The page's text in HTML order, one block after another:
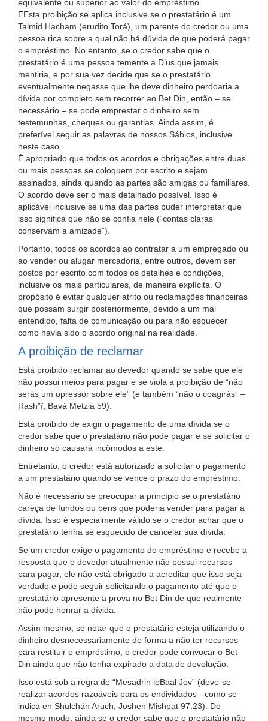
equivalente ou superior ao valor do empréstimo.
EEsta proibição se aplica inclusive se o prestatário é um
Talmid Hacham (erudito Torá), um parente do credor ou uma
pessoa rica sobre a qual não há dúvida de que poderá pagar
o empréstimo. No entanto, se o credor sabe que o
prestatário é uma pessoa temente a D’us que jamais
mentiria, e por sua vez decide que se o prestatário
eventualmente negasse que lhe deve dinheiro perdoaria a
dívida por completo sem recorrer ao Bet Din, então – se
necessário – se pode emprestar o dinheiro sem
testemunhas, cheques ou garantias. Ainda assim, é
preferível seguir as palavras de nossos Sábios, inclusive
neste caso.
É apropriado que todos os acordos e obrigações entre duas
ou mais pessoas se coloquem por escrito e sejam
assinados, ainda quando as partes são amigas ou familiares.
O acordo deve ser o mais detalhado possível. Isso é
aplicável inclusive se uma das partes puder interpretar que
isso significa que não se confia nele (“contas claras
conservam a amizade”).
Portanto, todos os acordos ao contratar a um empregado ou
ao vender ou alugar mercadoria, entre outros, devem ser
postos por escrito com todos os detalhes e condições,
inclusive os mais particulares, de maneira explícita. O
propósito é evitar qualquer atrito ou reclamações financeiras
que possam surgir posteriormente, devido a um mal
entendido, falta de comunicação ou para não esquecer
como havia sido o acordo original na realidade.
A proibição de reclamar
Está proibido reclamar ao devedor quando se sabe que ele
não possui meios para pagar e se viola a proibição de “não
serás um opressor sobre ele” (e também “não o coagirás” –
Rash”ï, Bavá Metziá 59).
Está proibido de exigir o pagamento de uma dívida se o
credor sabe que o prestatário não pode pagar e se solicitar o
dinheiro só causará incômodos a este.
Entretanto, o credor está autorizado a solicitar o pagamento
a um prestatário quando se vence o prazo do empréstimo.
Não é necessário se preocupar a princípio se o prestatário
careça de fundos ou bens que poderia vender para pagar a
dívida. Isso é especialmente válido se o credor achar que o
prestatário tenha se esquecido de cancelar sua dívida.
Se um credor exige o pagamento do empréstimo e recebe a
resposta que o devedor atualmente não possui recursos
para pagar, ele não está obrigado a acreditar que isso seja
verdade e pode seguir solicitando o pagamento até que o
prestatário apresente a prova no Bet Din de que realmente
não pode honrar a dívida.
Assim mesmo, se notar que o prestatário esteja utilizando o
dinheiro desnecessariamente de forma a não ter recursos
para restituir o empréstimo, o credor pode convocar o Bet
Din ainda que não tenha expirado a data de devolução.
Isso está sob a regra de “Mesadrin leBaal Jov” (deve-se
realizar acordos razoáveis para os endividados - como se
indica en Shulchán Aruch, Joshen Mishpat 97:23). Do
mesmo modo, ainda se o credor sabe que o prestatário não